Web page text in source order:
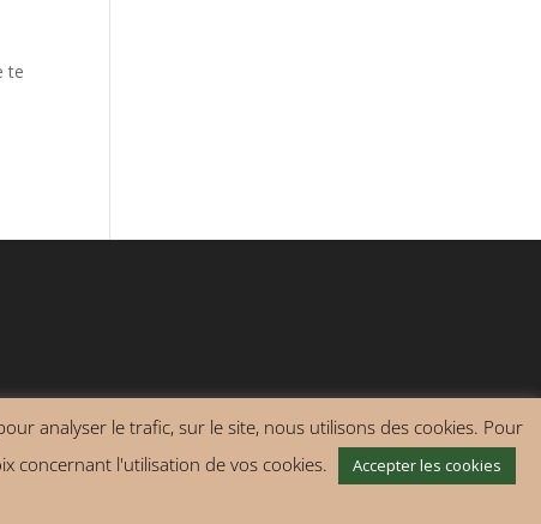
te
analyser le trafic, sur le site, nous utilisons des cookies. Pour
concernant l'utilisation de vos cookies.
Accepter les cookies